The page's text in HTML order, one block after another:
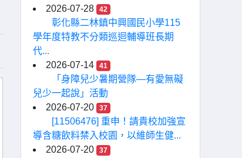
2026-07-28
42
彰化縣二林鎮中興國民小學115
學年度特教不分類巡迴輔導班長期
代...
2026-07-14
41
「身障兒少暑期營隊—有愛無礙
兒少一起說」活動
2026-07-20
37
[11506476] 重申！請貴校加強宣
導含糖飲料禁入校園，以維師生健...
2026-07-20
37